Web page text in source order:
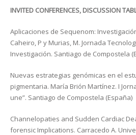
INVITED CONFERENCES, DISCUSSION
Aplicaciones de Sequenom:
Caheiro, P y Murias, M. Jornada
Investigación. Santiago de Compostela
Nuevas estrategias genómicas en el
pigmentaria. María Brión Martínez. I
une”. Santiago de Compostela (España)
Channelopaties and Sudden Cardiac
forensic Implications. Carracedo A.